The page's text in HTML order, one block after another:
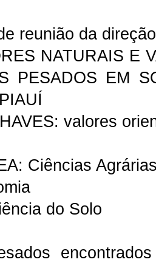
reunião da
NATURAIS E
PESADOS EM
valores
Ciências
do Solo